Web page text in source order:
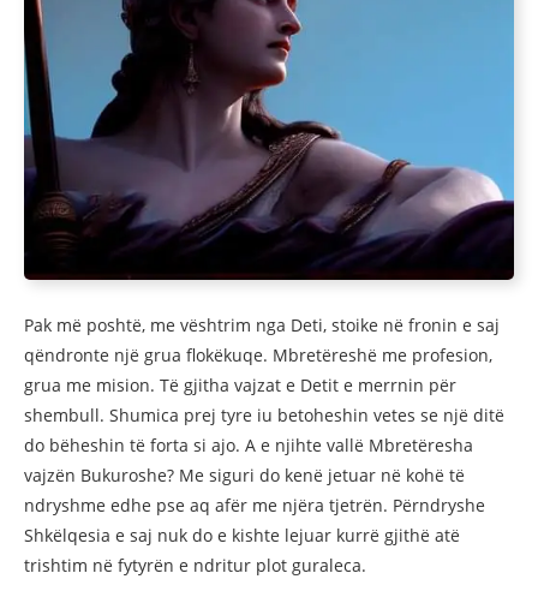
Pak më poshtë, me vështrim nga Deti, stoike në fronin e saj
qëndronte një grua flokëkuqe. Mbretëreshë me profesion,
grua me mision. Të gjitha vajzat e Detit e merrnin për
shembull. Shumica prej tyre iu betoheshin vetes se një ditë
do bëheshin të forta si ajo. A e njihte vallë Mbretëresha
vajzën Bukuroshe? Me siguri do kenë jetuar në kohë të
ndryshme edhe pse aq afër me njëra tjetrën. Përndryshe
Shkëlqesia e saj nuk do e kishte lejuar kurrë gjithë atë
trishtim në fytyrën e ndritur plot guraleca.